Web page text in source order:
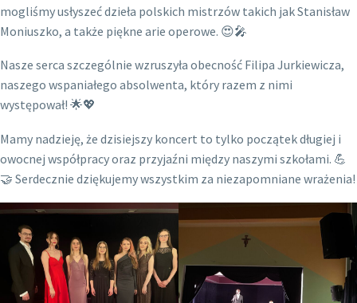
mogliśmy usłyszeć dzieła polskich mistrzów takich jak Stanisław
Moniuszko, a także piękne arie operowe. 😍🎤
Nasze serca szczególnie wzruszyła obecność Filipa Jurkiewicza,
naszego wspaniałego absolwenta, który razem z nimi
występował! 🌟💖
Mamy nadzieję, że dzisiejszy koncert to tylko początek długiej i
owocnej współpracy oraz przyjaźni między naszymi szkołami. 💪
🤝 Serdecznie dziękujemy wszystkim za niezapomniane wrażenia!